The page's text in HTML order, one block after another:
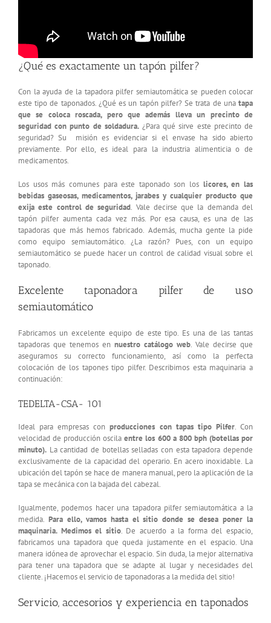
¿Qué es exactamente un tapón pilfer?
Con la ayuda de la tapadora pilfer semiautomática se pueden colocar
este tipo de taponados. ¿Qué es un tapón pilfer? Se trata de una tapa
que se coloca roscada, pero que además lleva un precinto de
seguridad con punto de soldadura.¿Para qué sirve este precinto de
seguridad? Su misión es evidenciar si el envase ha sido abierto
previamente. Por ello, es ideal para la industria alimenticia o de
medicamentos.
Los usos más comunes para este taponado son los licores, en las
bebidas gaseosas, medicamentos, jarabes y cualquier producto que
exija este control de seguridad. Vale decirse que la demanda del
tapón pilfer aumenta cada vez más. Por esa causa, es una de las
tapadoras que más hemos fabricado. Además, mucha gente la pide
como equipo semiautomático. ¿La razón? Pues, con un equipo
semiautomático se puede hacer un control de calidad visual sobre el
taponado.
Excelente taponadora pilfer de uso
semiautomático
Fabricamos un excelente equipo de este tipo. Es una de las tantas
tapadoras que tenemos en nuestro catálogo web. Vale decirse que
aseguramos su correcto funcionamiento, así como la perfecta
colocación de los tapones tipo pilfer. Describimos esta maquinaria a
continuación:
TEDELTA-CSA- 101
Ideal para empresas conproducciones con tapas tipo Pilfer. Con
velocidad de producción oscilaentre los 600 a 800 bph (botellas por
minuto). La cantidad de botellas selladas con esta tapadora depende
exclusivamente de la capacidad del operario. En acero inoxidable. La
ubicación del tapón se hace de manera manual, pero la aplicación de la
tapa se mecánica con la bajada del cabezal.
Igualmente, podemos hacer una tapadora pilfer semiautomática a la
medida. Para ello, vamos hasta el sitio donde se desea poner la
maquinaria. Medimos el sitio. De acuerdo a la forma del espacio,
fabricamos una tapadora que queda justamente en el espacio. Una
manera idónea de aprovechar el espacio. Sin duda, la mejor alternativa
para tener una tapadora que se adapte al lugar y necesidades del
cliente. ¡Hacemos el servicio de taponadoras a la medida del sitio!
Servicio, accesorios y experiencia en taponados